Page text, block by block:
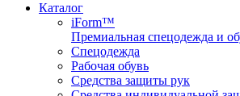
Каталог
iForm™
Премиальная спецодежда и
Спецодежда
Рабочая обувь
Средства защиты рук